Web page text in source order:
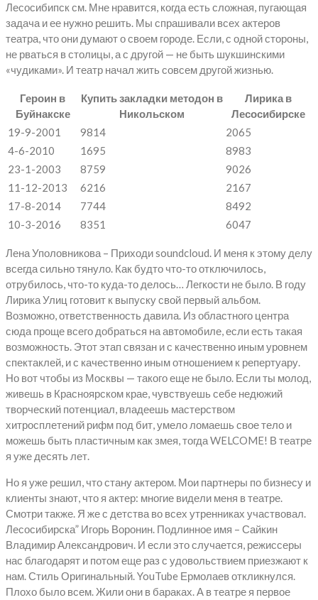
Лесосибипск см. Мне нравится, когда есть сложная, пугающая
задача и ее нужно решить. Мы спрашивали всех актеров
театра, что они думают о своем городе. Если, с одной стороны,
не рваться в столицы, а с другой — не быть шукшинскими
«чудиками». И театр начал жить совсем другой жизнью.
Героин в
Буйнакске
Купить закладки методон в
Никольском
Лирика в
Лесосибирске
19-9-2001
9814
2065
4-6-2010
1695
8983
23-1-2003
8759
9026
11-12-2013
6216
2167
17-8-2014
7744
8492
10-3-2016
8351 6047
Лена Уполовникова – Приходи soundcloud. И меня к этому делу
всегда сильно тянуло. Как будто что-то отключилось,
отрубилось, что-то куда-то делось… Легкости не было. В году
Лирика Улиц готовит к выпуску свой первый альбом.
Возможно, ответственность давила. Из областного центра
сюда проще всего добраться на автомобиле, если есть такая
возможность. Этот этап связан и с качественно иным уровнем
спектаклей, и с качественно иным отношением к репертуару.
Но вот чтобы из Москвы — такого еще не было. Если ты молод,
живешь в Красноярском крае, чувствуешь себе недюжий
творческий потенциал, владеешь мастерством
хитросплетений рифм под бит, умело ломаешь свое тело и
можешь быть пластичным как змея, тогда WELCOME! В театре
я уже десять лет.
Но я уже решил, что стану актером. Мои партнеры по бизнесу и
клиенты знают, что я актер: многие видели меня в театре.
Смотри также. Я же с детства во всех утренниках участвовал.
Лесосибирска” Игорь Воронин. Подлинное имя – Сайкин
Владимир Александрович. И если это случается, режиссеры
нас благодарят и потом еще раз с удовольствием приезжают к
нам. Стиль Оригинальный. YouTube Ермолаев откликнулся.
Плохо было всем. Жили они в бараках. А в театре я первое